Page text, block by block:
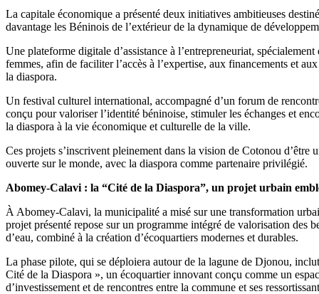
La capitale économique a présenté deux initiatives ambitieuses
davantage les Béninois de l’extérieur de la dynamique de
Une plateforme digitale d’assistance à l’entrepreneuriat,
femmes, afin de faciliter l’accès à l’expertise, aux financements et
la diaspora.
Un festival culturel international, accompagné d’un forum de
conçu pour valoriser l’identité béninoise, stimuler les échanges et
la diaspora à la vie économique et culturelle de la ville.
Ces projets s’inscrivent pleinement dans la vision de Cotonou d’être
ouverte sur le monde, avec la diaspora comme partenaire privilégié.
Abomey-Calavi : la “Cité de la Diaspora”, un projet urbain
À Abomey-Calavi, la municipalité a misé sur une transformation
projet présenté repose sur un programme intégré de valorisation des
d’eau, combiné à la création d’écoquartiers modernes et durables.
La phase pilote, qui se déploiera autour de la lagune de Djonou,
Cité de la Diaspora », un écoquartier innovant conçu comme un
d’investissement et de rencontres entre la commune et ses